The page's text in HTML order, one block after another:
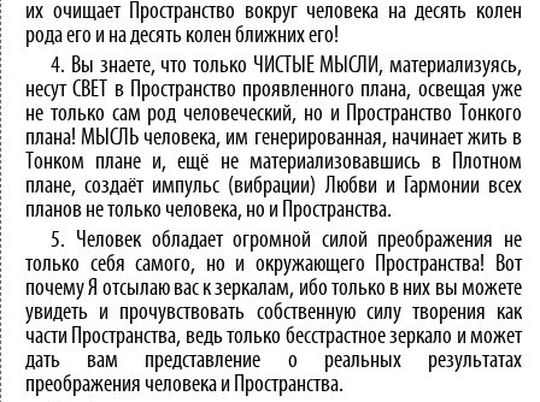
их очищает Пространство вокруг человека на десять колен
рода его и на десять колен ближних его!
4. Вы знаете, что только ЧИСТЫЕ МЫСЛИ, материализуясь,
несут СВЕТ в Пространство проявленного плана, освещая уже
не только сам род человеческий, но и Пространство Тонкого
плана! МЫСЛЬ человека, им генерированная, начинает жить в
Тонком плане и, ещё не материализовавшись в Плотном
плане, создаёт импульс (вибрации) Любви и Гармонии всех
планов не только человека, но и Пространства.
5. Человек обладает огромной силой преображения не
только себя самого, но и окружающего Пространства! Вот
почему Я отсылаю вас к зеркалам, ибо только в них вы можете
увидеть и прочувствовать собственную силу творения как
части Пространства, ведь только бесстрастное зеркало и может
дать вам представление о реальных результатах
преображения человека и Пространства.